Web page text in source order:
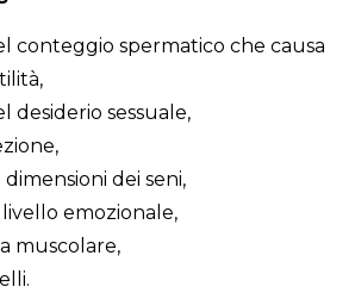
conteggio spermatico che causa
desiderio sessuale,
dei seni,
emozionale,
muscolare,